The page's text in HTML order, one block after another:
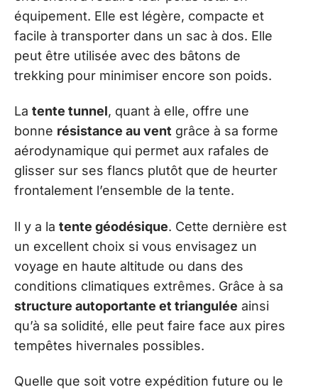
équipement. Elle est légère, compacte et
facile à transporter dans un sac à dos. Elle
peut être utilisée avec des bâtons de
trekking pour minimiser encore son poids.
La tente tunnel, quant à elle, offre une
bonne résistance au vent grâce à sa forme
aérodynamique qui permet aux rafales de
glisser sur ses flancs plutôt que de heurter
frontalement l’ensemble de la tente.
Il y a la tente géodésique. Cette dernière est
un excellent choix si vous envisagez un
voyage en haute altitude ou dans des
conditions climatiques extrêmes. Grâce à sa
structure autoportante et triangulée ainsi
qu’à sa solidité, elle peut faire face aux pires
tempêtes hivernales possibles.
Quelle que soit votre expédition future ou le